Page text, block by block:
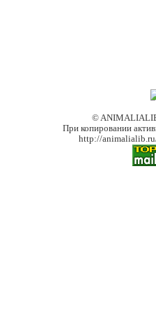
©
При копировании
http://